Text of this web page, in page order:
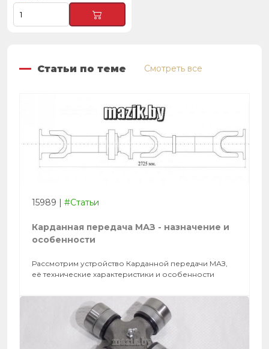
Статьи по теме Смотреть все
15989 | #Статьи
Карданная передача МАЗ - назначение и
особенности
Рассмотрим устройство Карданной передачи МАЗ,
её технические характеристики и особенности